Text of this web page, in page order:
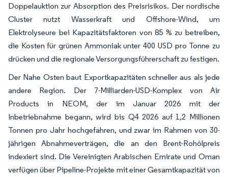
Doppelauktion zur Absorption des Preisrisikos. Der nordische
Cluster nutzt Wasserkraft und Offshore-Wind, um
Elektrolyseure bei Kapazitätsfaktoren von 85 % zu betreiben,
die Kosten für grünen Ammoniak unter 400 USD pro Tonne zu
drücken und die regionale Versorgungsführerschaft zu festigen.
Der Nahe Osten baut Exportkapazitäten schneller aus als jede
andere Region. Der 7-Milliarden-USD-Komplex von Air
Products in NEOM, der im Januar 2026 mit der
Inbetriebnahme begann, wird bis Q4 2026 auf 1,2 Millionen
Tonnen pro Jahr hochgefahren, und zwar im Rahmen von 30-
jährigen Abnahmeverträgen, die an den Brent-Rohölpreis
indexiert sind. Die Vereinigten Arabischen Emirate und Oman
verfügen über Pipeline-Projekte mit einer Gesamtkapazität von